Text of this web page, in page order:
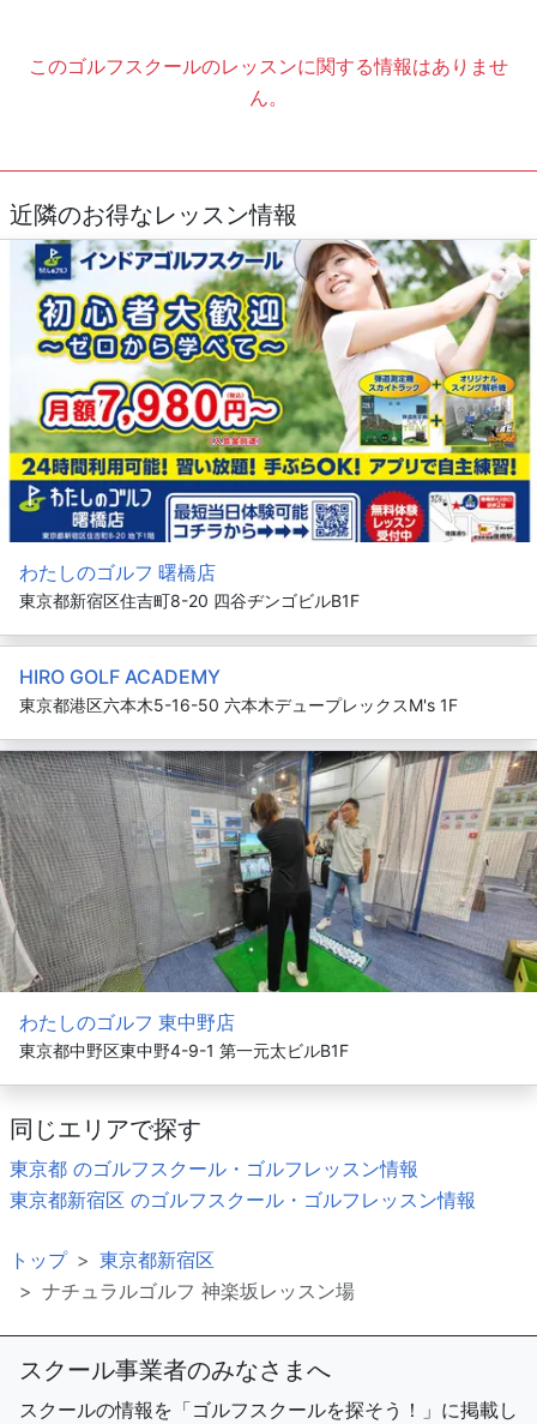
このゴルフスクールのレッスンに関する情報はありませ
ん。
近隣のお得なレッスン情報
わたしのゴルフ 曙橋店
東京都新宿区住吉町8-20 四谷ヂンゴビルB1F
HIRO GOLF ACADEMY
東京都港区六本木5-16-50 六本木デュープレックスM's 1F
わたしのゴルフ 東中野店
東京都中野区東中野4-9-1 第一元太ビルB1F
同じエリアで探す
東京都 のゴルフスクール・ゴルフレッスン情報
東京都新宿区 のゴルフスクール・ゴルフレッスン情報
トップ
東京都新宿区
ナチュラルゴルフ 神楽坂レッスン場
スクール事業者のみなさまへ
スクールの情報を「ゴルフスクールを探そう！」に掲載し